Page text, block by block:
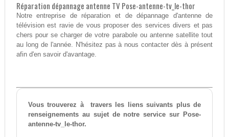
Réparation dépannage antenne TV Pose-antenne-tv_le-thor
Notre entreprise de réparation et de dépannage d'antenne de
télévision est ravie de vous proposer des services divers et pas
chers pour se charger de votre parabole ou antenne satellite tout
au long de l'année. N'hésitez pas à nous contacter dès à présent
afin d'en savoir d'avantage.
Vous trouverez à travers les liens suivants plus de
renseignements au sujet de notre service sur Pose-
antenne-tv_le-thor.